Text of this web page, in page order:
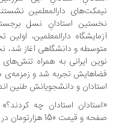
دارالمعلمین نشستند،
استادانِ نسل برجسته‌ی
دارالمعلمین، اولین
و دانشگاهی آغاز شد،
ایرانی به همراه تنش‌های
تجربه شد و زمزمه‌ی
و دانشجویانش طنین انداخت.
150 هزارتومان در دسترس علاقمندان قرار گرفته است.